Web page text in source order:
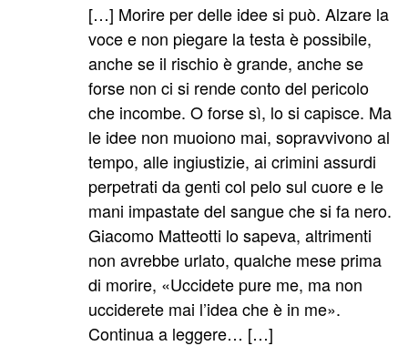
[…] Morire per delle idee si può. Alzare la
voce e non piegare la testa è possibile,
anche se il rischio è grande, anche se
forse non ci si rende conto del pericolo
che incombe. O forse sì, lo si capisce. Ma
le idee non muoiono mai, sopravvivono al
tempo, alle ingiustizie, ai crimini assurdi
perpetrati da genti col pelo sul cuore e le
mani impastate del sangue che si fa nero.
Giacomo Matteotti lo sapeva, altrimenti
non avrebbe urlato, qualche mese prima
di morire, «Uccidete pure me, ma non
ucciderete mai l’idea che è in me».
Continua a leggere… […]